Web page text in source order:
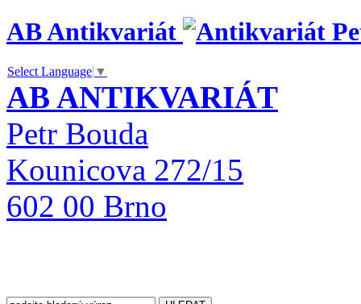
AB Antikvariát
Select Language ▼
AB ANTIKVARIÁT
Petr Bouda
Kounicova 272/15
602 00 Brno